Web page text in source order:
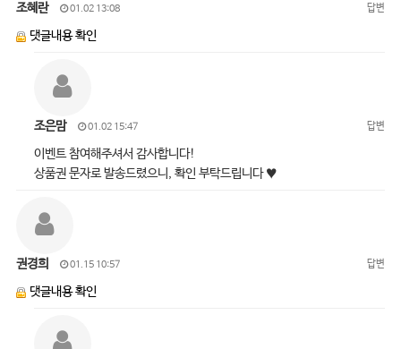
조혜란 01.02 13:08 답변
댓글내용 확인
조은맘 01.02 15:47 답변
이벤트 참여해주셔서 감사합니다!
상품권 문자로 발송드렸으니, 확인 부탁드립니다 ♥
권경희 01.15 10:57 답변
댓글내용 확인